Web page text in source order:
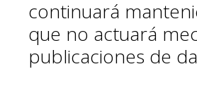
continuará
que no actuará
publicaciones de